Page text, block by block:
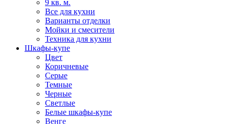
9 кв. м.
Все для кухни
Варианты отделки
Мойки и смесители
Техника для кухни
Шкафы-купе
Цвет
Коричневые
Серые
Темные
Черные
Светлые
Белые шкафы-купе
Венге